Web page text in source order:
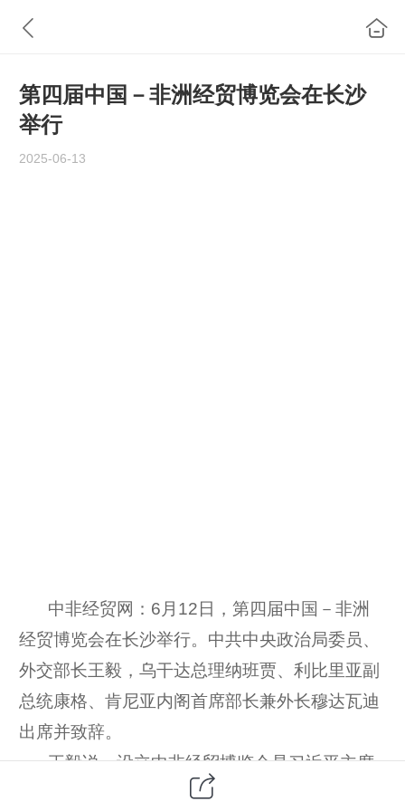
第四届中国－非洲经贸博览会在长沙
举行
2025-06-13
中非经贸网：6月12日，第四届中国－非洲
经贸博览会在长沙举行。中共中央政治局委员、
外交部长王毅，乌干达总理纳班贾、利比里亚副
总统康格、肯尼亚内阁首席部长兼外长穆达瓦迪
出席并致辞。
王毅说，设立中非经贸博览会是习近平主席
亲自宣布的重要对非合作举措。本届博览会主题